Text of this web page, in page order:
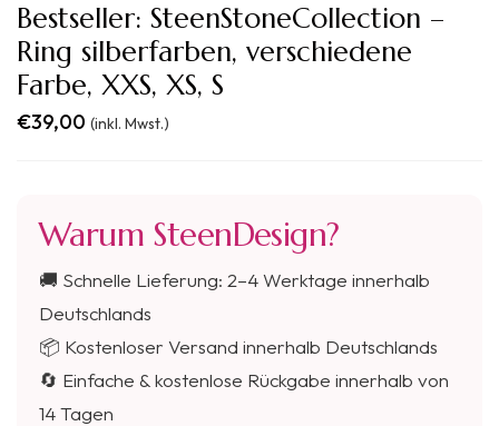
Bestseller: SteenStoneCollection –
Ring silberfarben, verschiedene
Farbe, XXS, XS, S
€39,00 (inkl. Mwst.)
Warum SteenDesign?
🚚 Schnelle Lieferung: 2–4 Werktage innerhalb
Deutschlands
📦 Kostenloser Versand innerhalb Deutschlands
🔄 Einfache & kostenlose Rückgabe innerhalb von
14 Tagen